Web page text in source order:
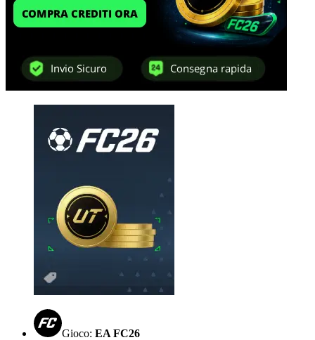
Gioco: EA FC26